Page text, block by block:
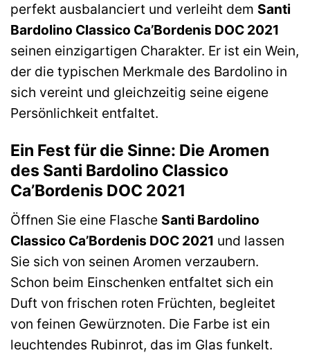
perfekt ausbalanciert und verleiht dem Santi
Bardolino Classico Ca’Bordenis DOC 2021
seinen einzigartigen Charakter. Er ist ein Wein,
der die typischen Merkmale des Bardolino in
sich vereint und gleichzeitig seine eigene
Persönlichkeit entfaltet.
Ein Fest für die Sinne: Die Aromen
des Santi Bardolino Classico
Ca’Bordenis DOC 2021
Öffnen Sie eine Flasche Santi Bardolino
Classico Ca’Bordenis DOC 2021 und lassen
Sie sich von seinen Aromen verzaubern.
Schon beim Einschenken entfaltet sich ein
Duft von frischen roten Früchten, begleitet
von feinen Gewürznoten. Die Farbe ist ein
leuchtendes Rubinrot, das im Glas funkelt.